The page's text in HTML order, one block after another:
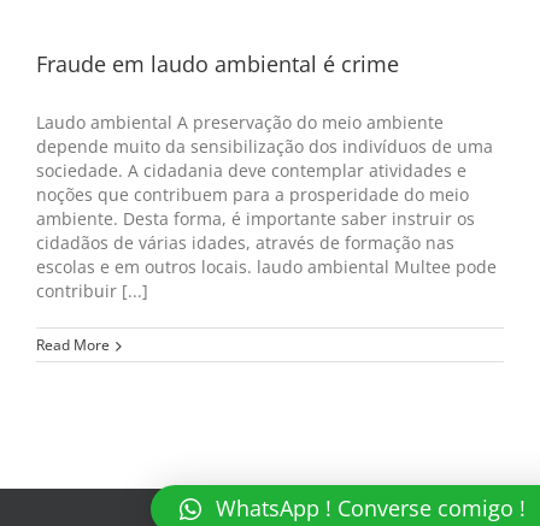
Fraude em laudo ambiental é crime
Laudo ambiental A preservação do meio ambiente
depende muito da sensibilização dos indivíduos de uma
sociedade. A cidadania deve contemplar atividades e
noções que contribuem para a prosperidade do meio
ambiente. Desta forma, é importante saber instruir os
cidadãos de várias idades, através de formação nas
escolas e em outros locais. laudo ambiental Multee pode
contribuir [...]
Read More
WhatsApp ! Converse comigo !